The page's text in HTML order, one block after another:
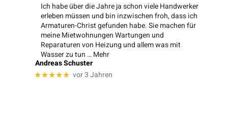
Ich habe über die Jahre ja schon viele Handwerker
erleben müssen und bin inzwischen froh, dass ich
Armaturen-Christ gefunden habe. Sie machen für
meine Mietwohnungen Wartungen und
Reparaturen von Heizung und allem was mit
Wasser zu tun … Mehr
Andreas Schuster
★★★★★ vor 3 Jahren